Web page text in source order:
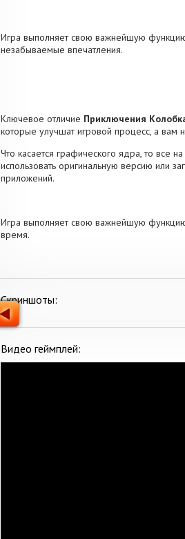
Игра выполняет свою важнейшую
незабываемые впечатления.
Ключевое отличие Приключения
которые улучшат игровой процесс, а вам
Что касается графического ядра, то все
использовать оригинальную версию или
приложений.
Игра выполняет свою важнейшую
время.
Скриншоты:
Видео геймплей: